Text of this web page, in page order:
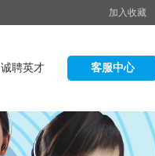
加入收藏
诚聘英才 客服中心